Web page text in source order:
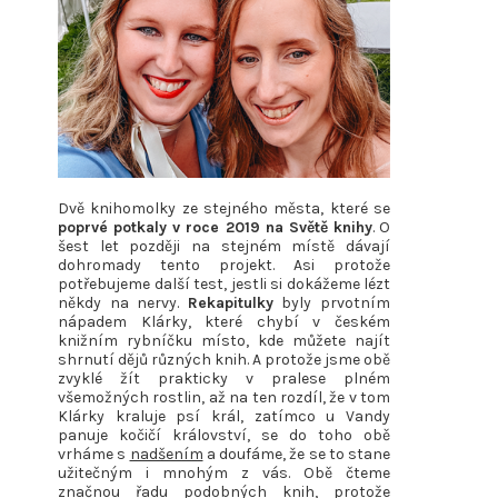
Dvě knihomolky ze stejného města, které se
poprvé potkaly v roce 2019 na Světě knihy. O
šest let později na stejném místě dávají
dohromady tento projekt. Asi protože
potřebujeme další test, jestli si dokážeme lézt
někdy na nervy. Rekapitulkybyly prvotním
nápadem Klárky, které chybí v českém
knižním rybníčku místo, kde můžete najít
shrnutí dějů různých knih. A protože jsme obě
zvyklé žít prakticky v pralese plném
všemožných rostlin, až na ten rozdíl, že v tom
Klárky kraluje psí král, zatímco u Vandy
panuje kočičí království, se do toho obě
vrháme s nadšením a doufáme, že se to stane
užitečným i mnohým z vás. Obě čteme
značnou řadu podobných knih, protože